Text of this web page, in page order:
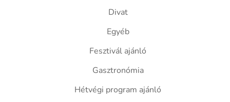
Divat
Egyéb
Fesztivál ajánló
Gasztronómia
Hétvégi program ajánló